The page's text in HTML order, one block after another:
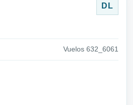
DL
Vuelos 632_6061